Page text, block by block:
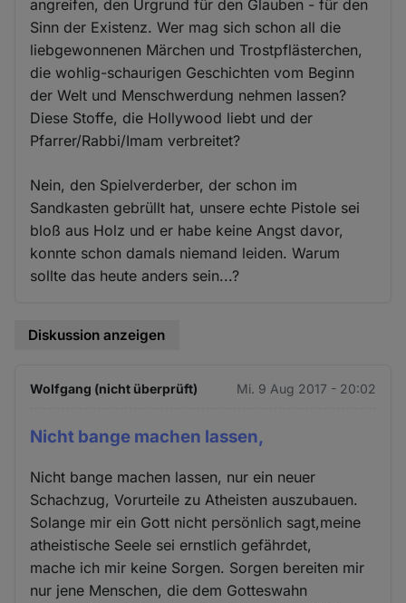
angreifen, den Urgrund für den Glauben - für den
Sinn der Existenz. Wer mag sich schon all die
liebgewonnenen Märchen und Trostpflästerchen,
die wohlig-schaurigen Geschichten vom Beginn
der Welt und Menschwerdung nehmen lassen?
Diese Stoffe, die Hollywood liebt und der
Pfarrer/Rabbi/Imam verbreitet?
Nein, den Spielverderber, der schon im
Sandkasten gebrüllt hat, unsere echte Pistole sei
bloß aus Holz und er habe keine Angst davor,
konnte schon damals niemand leiden. Warum
sollte das heute anders sein...?
Diskussion anzeigen
Wolfgang (nicht überprüft) Mi. 9 Aug 2017 - 20:02
Nicht bange machen lassen,
Nicht bange machen lassen, nur ein neuer
Schachzug, Vorurteile zu Atheisten auszubauen.
Solange mir ein Gott nicht persönlich sagt,meine
atheistische Seele sei ernstlich gefährdet,
mache ich mir keine Sorgen. Sorgen bereiten mir
nur jene Menschen, die dem Gotteswahn